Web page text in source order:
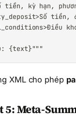
tiền, kỳ hạn,
tiền,
{text}"""
XML cho phép
5: Meta-